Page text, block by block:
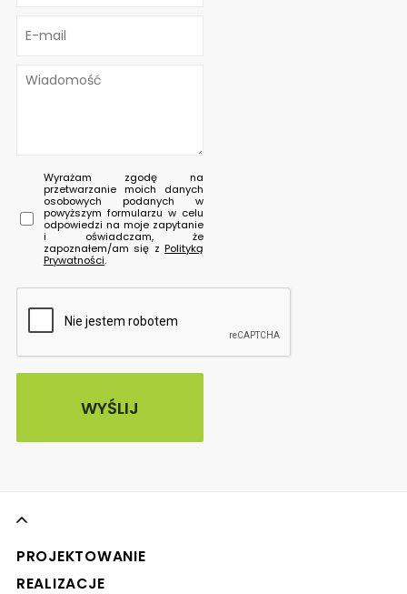
Wyrażam zgodę na
przetwarzanie moich danych
osobowych podanych w
powyższym formularzu w celu
odpowiedzi na moje zapytanie
i oświadczam, że
zapoznałem/am się z Polityką
Prywatności.
PROJEKTOWANIE
REALIZACJE